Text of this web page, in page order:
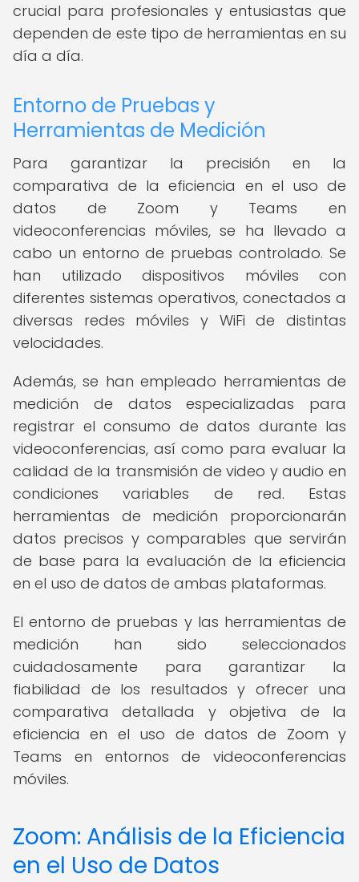
crucial para profesionales y entusiastas que
dependen de este tipo de herramientas en su
día a día.
Entorno de Pruebas y
Herramientas de Medición
Para garantizar la precisión en la
comparativa de la eficiencia en el uso de
datos de Zoom y Teams en
videoconferencias móviles, se ha llevado a
cabo un entorno de pruebas controlado. Se
han utilizado dispositivos móviles con
diferentes sistemas operativos, conectados a
diversas redes móviles y WiFi de distintas
velocidades.
Además, se han empleado herramientas de
medición de datos especializadas para
registrar el consumo de datos durante las
videoconferencias, así como para evaluar la
calidad de la transmisión de video y audio en
condiciones variables de red. Estas
herramientas de medición proporcionarán
datos precisos y comparables que servirán
de base para la evaluación de la eficiencia
en el uso de datos de ambas plataformas.
El entorno de pruebas y las herramientas de
medición han sido seleccionados
cuidadosamente para garantizar la
fiabilidad de los resultados y ofrecer una
comparativa detallada y objetiva de la
eficiencia en el uso de datos de Zoom y
Teams en entornos de videoconferencias
móviles.
Zoom: Análisis de la Eficiencia
en el Uso de Datos